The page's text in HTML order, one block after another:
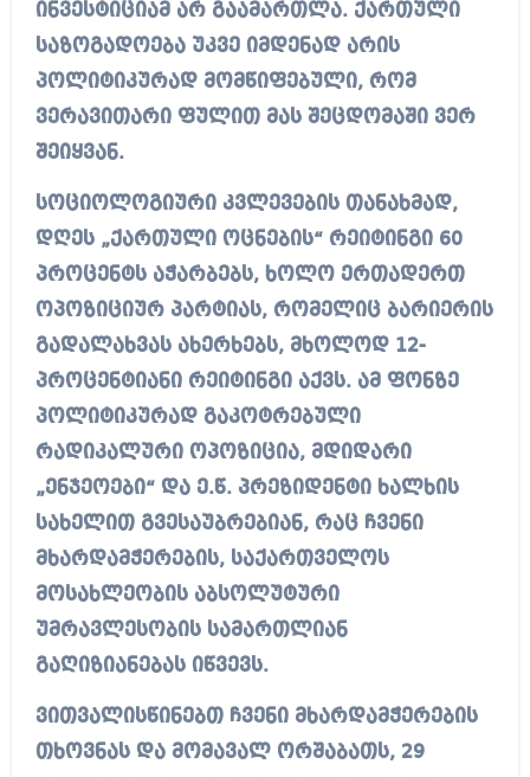
ინვესტიციამ არ გაამართლა. ქართული
საზოგადოება უკვე იმდენად არის
პოლიტიკურად მომწიფებული, რომ
ვერავითარი ფულით მას შეცდომაში ვერ
შეიყვან.
სოციოლოგიური კვლევების თანახმად,
დღეს „ქართული ოცნების“ რეიტინგი 60
პროცენტს აჭარბებს, ხოლო ერთადერთ
ოპოზიციურ პარტიას, რომელიც ბარიერის
გადალახვას ახერხებს, მხოლოდ 12-
პროცენტიანი რეიტინგი აქვს. ამ ფონზე
პოლიტიკურად გაკოტრებული
რადიკალური ოპოზიცია, მდიდარი
„ენჯეოები“ და ე.წ. პრეზიდენტი ხალხის
სახელით გვესაუბრებიან, რაც ჩვენი
მხარდამჭერების, საქართველოს
მოსახლეობის აბსოლუტური
უმრავლესობის სამართლიან
გაღიზიანებას იწვევს.
ვითვალისწინებთ ჩვენი მხარდამჭერების
თხოვნას და მომავალ ორშაბათს, 29